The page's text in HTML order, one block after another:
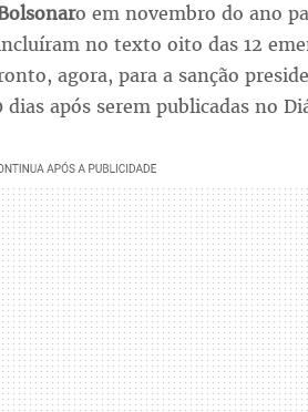
o em novembro do ano
no texto oito das 12
agora, para a sanção
dias após serem publicadas no